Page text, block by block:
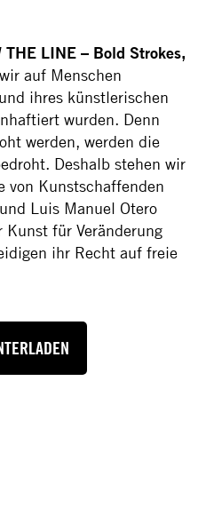
THE LINE – Bold Strokes,
auf Menschen
ihres künstlerischen
wurden. Denn
werden, werden die
Deshalb stehen wir
von Kunstschaffenden
Luis Manuel Otero
für Veränderung
ihr Recht auf freie